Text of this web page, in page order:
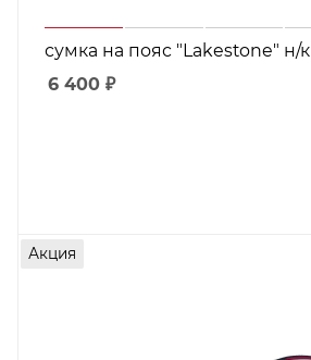
сумка на пояс "Lakestone" н/к
6 400 ₽
Акция